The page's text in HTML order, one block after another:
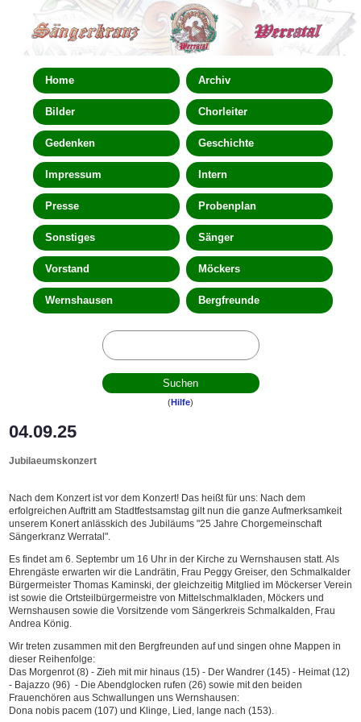
Home Archiv
Bilder Chorleiter
Gedenken Geschichte
Impressum Intern
Presse Probenplan
Sonstiges Sänger
Vorstand Möckers
Wernshausen Bergfreunde
(Hilfe)
04.09.25
Jubilaeumskonzert
Nach dem Konzert ist vor dem Konzert! Das heißt für uns: Nach dem
erfolgreichen Auftritt am Stadtfestsamstag gilt nun die ganze Aufmerksamkeit
unserem Konert anlässkich des Jubiläums "25 Jahre Chorgemeinschaft
Sängerkranz Werratal".
Es findet am 6. Septembr um 16 Uhr in der Kirche zu Wernshausen statt. Als
Ehrengäste erwarten wir die Landrätin, Frau Peggy Greiser, den Schmalkalder
Bürgermeister Thomas Kaminski, der gleichzeitig Mitglied im Möckerser Verein
ist sowie die Ortsteilbürgermeistre von Mittelschmalkladen, Möckers und
Wernshausen sowie die Vorsitzende vom Sängerkreis Schmalkalden, Frau
Andrea König.
Wir treten zusammen mit den Bergfreunden auf und singen ohne Mappen in
dieser Reihenfolge:
Das Morgenrot (8) - Zieh mit mir hinaus (15) - Der Wandrer (145) - Heimat (12)
- Bajazzo (96) - Die Abendglocken rufen (26) sowie mit den beiden
Frauenchören aus Schwallungen uns Wernshausen:
Dona nobis pacem (107) und Klinge, Lied, lange nach (153).